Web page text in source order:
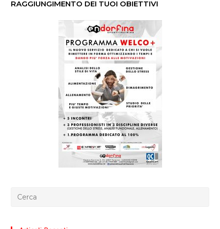
RAGGIUNGIMENTO DEI TUOI OBIETTIVI